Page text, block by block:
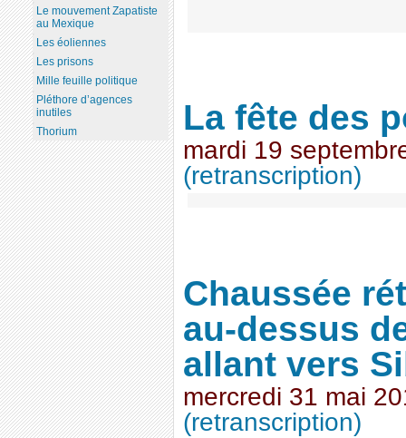
La fête des
mardi 19
(retranscription)
Chaussée
au-dessus
allant vers
mercredi 31 mai
(retranscription)
Le mouvement Zapatiste
au Mexique
Les éoliennes
Les prisons
Mille feuille politique
Pléthore d’agences
inutiles
Thorium